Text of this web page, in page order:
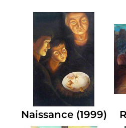
Naissance (1999)